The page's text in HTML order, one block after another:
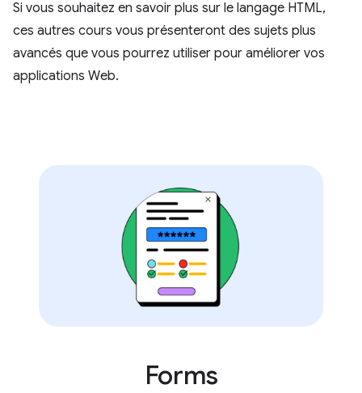
Si vous souhaitez en savoir plus sur le langage HTML,
ces autres cours vous présenteront des sujets plus
avancés que vous pourrez utiliser pour améliorer vos
applications Web.
Forms